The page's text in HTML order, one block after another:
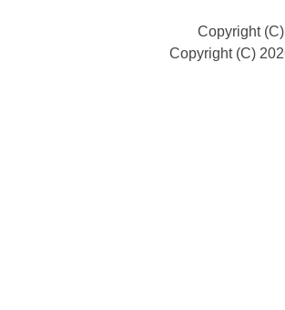
Copyright
Copyright (C)